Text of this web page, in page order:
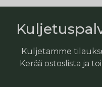
Kuljetamme
Kerää ostoslista ja